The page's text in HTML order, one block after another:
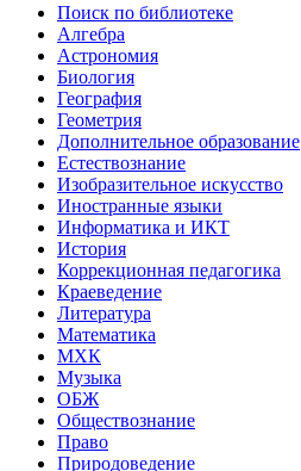
Поиск по библиотеке
Алгебра
Астрономия
Биология
География
Геометрия
Дополнительное образование
Естествознание
Изобразительное искусство
Иностранные языки
Информатика и ИКТ
История
Коррекционная педагогика
Краеведение
Литература
Математика
МХК
Музыка
ОБЖ
Обществознание
Право
Природоведение